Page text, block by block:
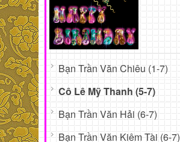
Bạn Trần Văn Chiêu (1-7)
Cô Lê Mỹ Thanh (5-7)
Bạn Trần Văn Hải (6-7)
Bạn Trần Văn Kiêm Tài (6-7)